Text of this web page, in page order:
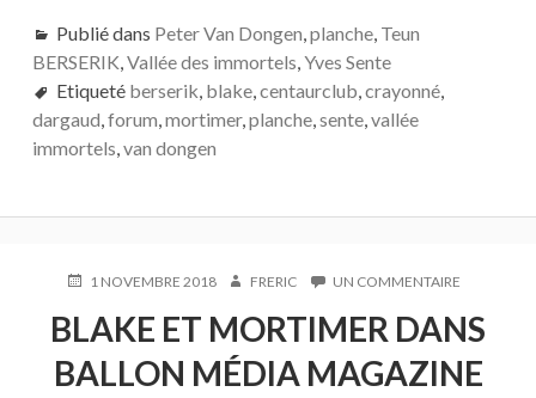
e
b
o
o
k
itt
er
ta
g
er
Publié dans Peter Van Dongen,planche, Teun
BERSERIK,Vallée des immortels,Yves Sente
Etiqueté berserik, blake,centaurclub,crayonné,
dargaud,forum,mortimer,planche,sente,vallée
immortels,van dongen
PUBLIÉ1 NOVEMBRE 2018 AUTEUR
FRERIC UN COMMENTAIRE
ET
MORTIMER
DANS
BALLON
BLAKE ET MORTIMER DANS
BALLON MÉDIA MAGAZINE